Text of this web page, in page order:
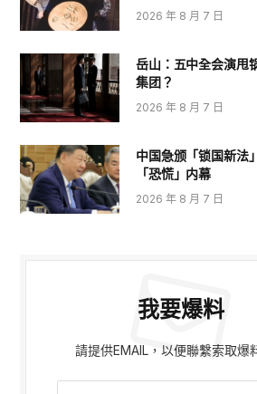
2026 年 8 月 7 日
岳山：五中全会演甩
集团？
2026 年 8 月 7 日
中国急颁「锁国新法
「恐慌」内幕
2026 年 8 月 7 日
我要爆料
請提供EMAIL，以便聯繫索取爆